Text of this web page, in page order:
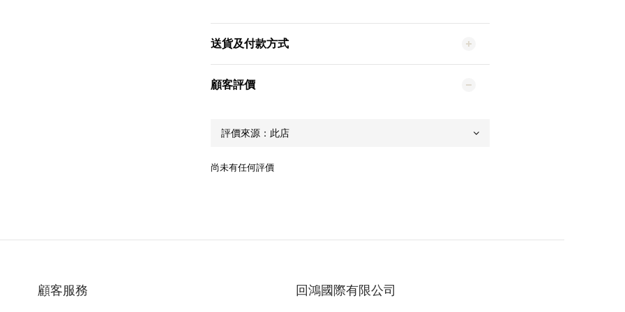
送貨及付款方式
顧客評價
尚未有任何評價
顧客服務 回鴻國際有限公司